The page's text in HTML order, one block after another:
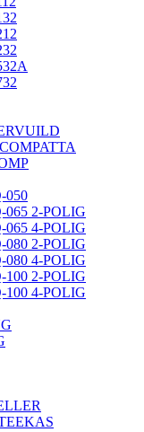
050
2-POLIG
4-POLIG
2-POLIG
4-POLIG
2-POLIG
4-POLIG